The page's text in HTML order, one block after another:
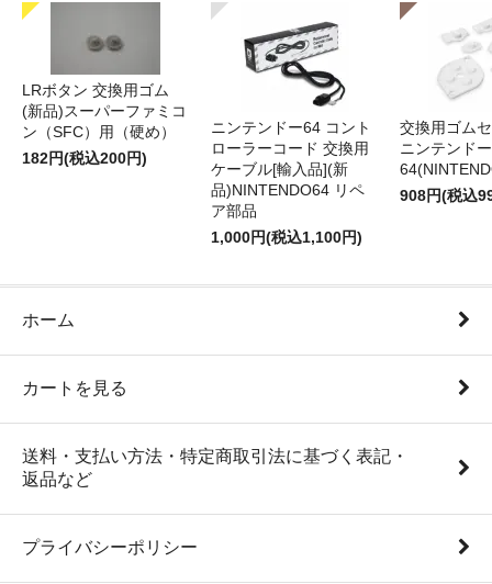
LRボタン 交換用ゴム
(新品)スーパーファミコ
ン（SFC）用（硬め）
182円(税込200円)
ニンテンドー64 コント
ローラーコード 交換用
ケーブル[輸入品](新
品)NINTENDO64 リペ
ア部品
1,000円(税込1,100円)
交換用ゴム
ニンテンドー
908円(税込
ホーム
カートを見る
送料・支払い方法・特定商取引法に基づく表記・
返品など
プライバシーポリシー